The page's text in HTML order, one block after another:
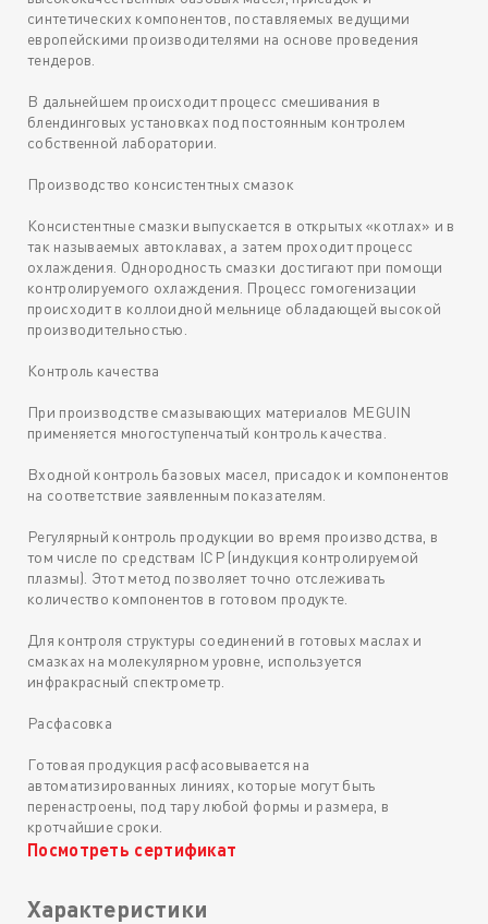
синтетических компонентов, поставляемых ведущими
европейскими производителями на основе проведения
тендеров.
В дальнейшем происходит процесс смешивания в
блендинговых установках под постоянным контролем
собственной лаборатории.
Производство консистентных смазок
Консистентные смазки выпускается в открытых «котлах» и в
так называемых автоклавах, а затем проходит процесс
охлаждения. Однородность смазки достигают при помощи
контролируемого охлаждения. Процесс гомогенизации
происходит в коллоидной мельнице обладающей высокой
производительностью.
Контроль качества
При производстве смазывающих материалов MEGUIN
применяется многоступенчатый контроль качества.
Входной контроль базовых масел, присадок и компонентов
на соответствие заявленным показателям.
Регулярный контроль продукции во время производства, в
том числе по средствам ICP (индукция контролируемой
плазмы). Этот метод позволяет точно отслеживать
количество компонентов в готовом продукте.
Для контроля структуры соединений в готовых маслах и
смазках на молекулярном уровне, используется
инфракрасный спектрометр.
Расфасовка
Готовая продукция расфасовывается на
автоматизированных линиях, которые могут быть
перенастроены, под тару любой формы и размера, в
кротчайшие сроки.
Посмотреть сертификат
Характеристики